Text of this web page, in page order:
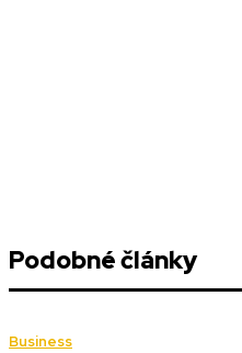
Podobné články
Business